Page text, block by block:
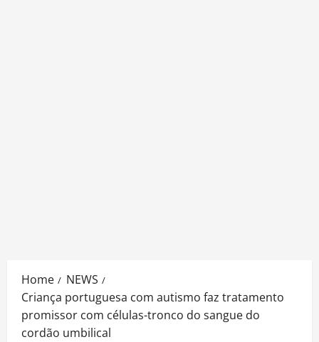
Home
NEWS
Criança portuguesa com autismo faz tratamento
promissor com células-tronco do sangue do
cordão umbilical